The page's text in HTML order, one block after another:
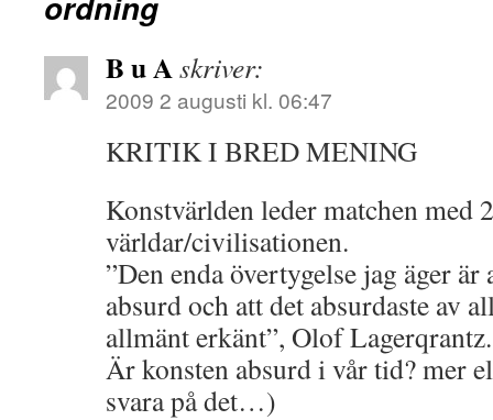
B u Askriver:
2009 2 augusti kl. 06:47
KRITIK I BRED MENING
Konstvärlden leder matchen med
världar/civilisationen.
”Den enda övertygelse jag äger
absurd och att det absurdaste av
allmänt erkänt”, Olof Lagerqrantz.
Är konsten absurd i vår tid? mer
svara på det…)